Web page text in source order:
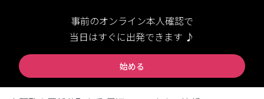
事前のオンライン本人確認で
当日はすぐに出発できます ♪
始める